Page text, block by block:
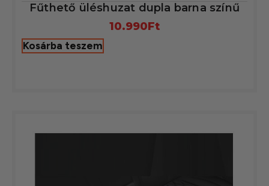
Fűthető üléshuzat dupla barna színű
10.990Ft
Kosárba teszem